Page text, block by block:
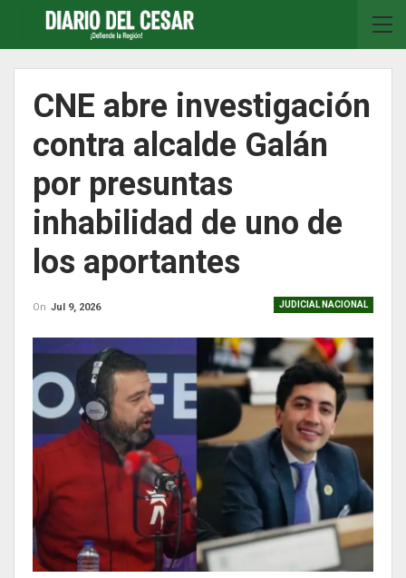
CNE abre investigación
contra alcalde Galán
por presuntas
inhabilidad de uno de
los aportantes
JUDICIAL NACIONAL
On Jul 9, 2026